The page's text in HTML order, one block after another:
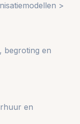
>
begroting en
en